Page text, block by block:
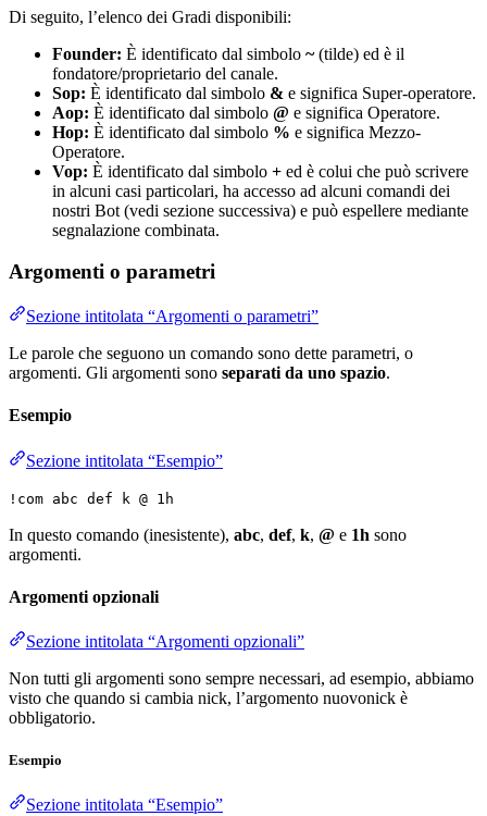
Di seguito, l’elenco dei Gradi disponibili:
Founder: È identificato dal simbolo ~(tilde) ed è il
fondatore/proprietario del canale.
Sop: È identificato dal simbolo & e significa Super-operatore.
Aop: È identificato dal simbolo @ e significa Operatore.
Hop: È identificato dal simbolo % e significa Mezzo-
Operatore.
Vop: È identificato dal simbolo + ed è colui che può scrivere
in alcuni casi particolari, ha accesso ad alcuni comandi dei
nostri Bot (vedi sezione successiva) e può espellere mediante
segnalazione combinata.
Argomenti o parametri
Sezione intitolata “Argomenti o parametri”
Le parole che seguono un comando sono dette parametri, o
argomenti. Gli argomenti sono separati da uno spazio.
Esempio
Sezione intitolata “Esempio”
!com abc def k @ 1h
In questo comando (inesistente), abc, def, k, @ e 1h sono
argomenti.
Argomenti opzionali
Sezione intitolata “Argomenti opzionali”
Non tutti gli argomenti sono sempre necessari, ad esempio, abbiamo
visto che quando si cambia nick, l’argomento nuovonick è
obbligatorio.
Esempio
Sezione intitolata “Esempio”